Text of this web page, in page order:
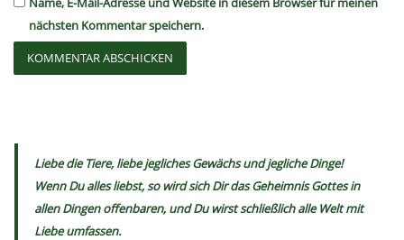
nächsten Kommentar speichern.
Liebe die Tiere, liebe jegliches Gewächs und jegliche Dinge!
Wenn Du alles liebst, so wird sich Dir das Geheimnis Gottes in
allen Dingen offenbaren, und Du wirst schließlich alle Welt mit
Liebe umfassen.